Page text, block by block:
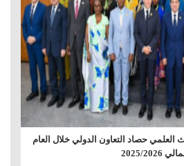
العلمي حصاد التعاون الدولي خلال العام
2025/2026